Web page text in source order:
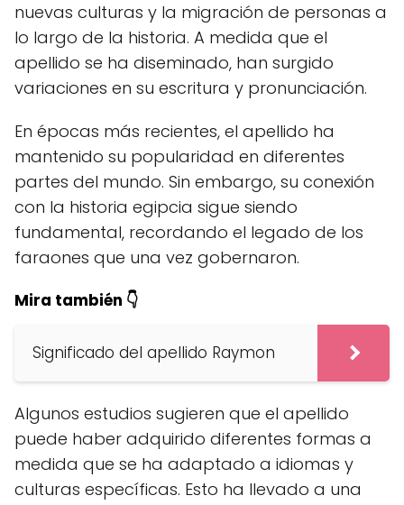
nuevas culturas y la migración de personas a
lo largo de la historia. A medida que el
apellido se ha diseminado, han surgido
variaciones en su escritura y pronunciación.
En épocas más recientes, el apellido ha
mantenido su popularidad en diferentes
partes del mundo. Sin embargo, su conexión
con la historia egipcia sigue siendo
fundamental, recordando el legado de los
faraones que una vez gobernaron.
Mira también 👇
Significado del apellido Raymon
Algunos estudios sugieren que el apellido
puede haber adquirido diferentes formas a
medida que se ha adaptado a idiomas y
culturas específicas. Esto ha llevado a una